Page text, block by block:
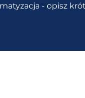
- opisz